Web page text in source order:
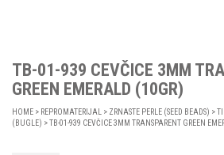
TB-01-939 CEVČICE 3MM
GREEN EMERALD (10GR)
HOME > REPROMATERIJAL > ZRNASTE PERLE (SEED BEADS) >
(BUGLE) > TB-01-939 CEVČICE 3MM TRANSPARENT GREEN